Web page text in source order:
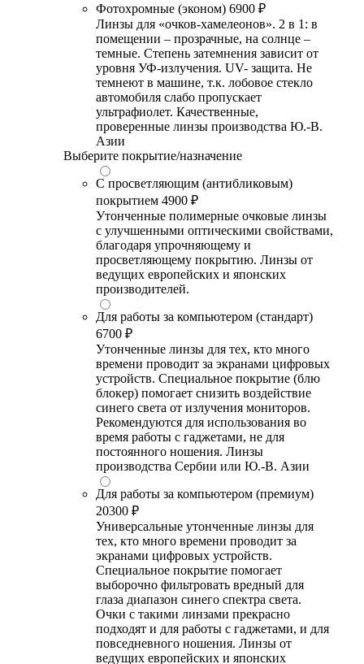
Фотохромные (эконом) 6900 ₽
Линзы для «очков-хамелеонов». 2 в 1: в
помещении – прозрачные, на солнце –
темные. Степень затемнения зависит от
уровня УФ-излучения. UV- защита. Не
темнеют в машине, т.к. лобовое стекло
автомобиля слабо пропускает
ультрафиолет. Качественные,
проверенные линзы производства Ю.-В.
Азии
Выберите покрытие/назначение
С просветляющим (антибликовым)
покрытием 4900 ₽
Утонченные полимерные очковые линзы
с улучшенными оптическими свойствами,
благодаря упрочняющему и
просветляющему покрытию. Линзы от
ведущих европейских и японских
производителей.
Для работы за компьютером (стандарт)
6700 ₽
Утонченные линзы для тех, кто много
времени проводит за экранами цифровых
устройств. Специальное покрытие (блю
блокер) помогает снизить воздействие
синего света от излучения мониторов.
Рекомендуются для использования во
время работы с гаджетами, не для
постоянного ношения. Линзы
производства Сербии или Ю.-В. Азии
Для работы за компьютером (премиум)
20300 ₽
Универсальные утонченные линзы для
тех, кто много времени проводит за
экранами цифровых устройств.
Специальное покрытие помогает
выборочно фильтровать вредный для
глаза диапазон синего спектра света.
Очки с такими линзами прекрасно
подходят и для работы с гаджетами, и для
повседневного ношения. Линзы от
ведущих европейских и японских